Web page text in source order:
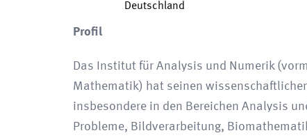
Deutschland
Profil
Das Institut für Analysis und Numerik
Mathematik) hat seinen
insbesondere in den Bereichen Analysis
Probleme, Bildverarbeitung,